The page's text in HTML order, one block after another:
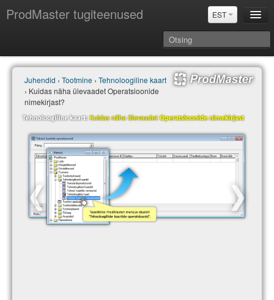
ProdMaster tugiteenused EST
Juhendid
Versiooniuuendused
Power BI & Merit Aktiva (EST)
Juhendid › Tootmine › Tehnoloogiline kaart
› Kuidas näha ülevaadet Operatsioonide
nimekirjast?